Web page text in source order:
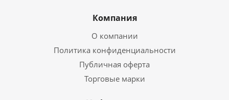
Компания
О компании
Политика конфиденциальности
Публичная оферта
Торговые марки